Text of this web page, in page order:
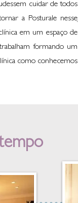
cuidar de todos
a Posturale nesse
em um espaço de
formando um
como conhecemos